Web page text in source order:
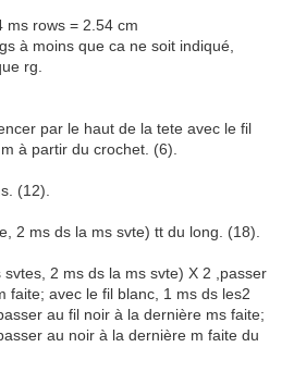
ms rows = 2.54 cm
à moins que ca ne soit indiqué,
rg.
par le haut de la tete avec le fil
à partir du crochet. (6).
(12).
2 ms ds la ms svte) tt du long. (18).
2 ms ds la ms svte) X 2 ,passer
faite; avec le fil blanc, 1 ms ds les2
au fil noir à la dernière ms faite;
au noir à la dernière m faite du